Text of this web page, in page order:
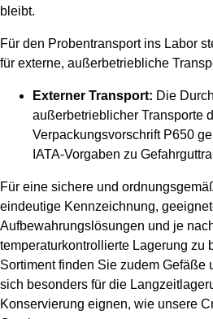
bleibt.
Für den Probentransport ins Labor
für externe, außerbetriebliche
Externer Transport: Die
außerbetrieblicher Transporte
Verpackungsvorschrift P650
IATA-Vorgaben zu
Für eine sichere und
eindeutige Kennzeichnung,
Aufbewahrungslösungen und je
temperaturkontrollierte Lagerung zu
Sortiment finden Sie zudem Gefäße
sich besonders für die
Konservierung eignen, wie unsere